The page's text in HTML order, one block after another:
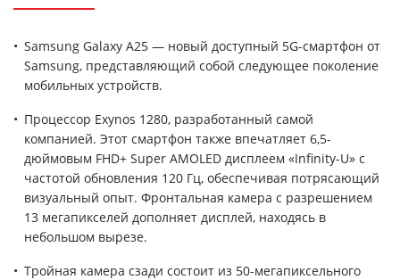
Samsung Galaxy A25 — новый доступный 5G-смартфон от
Samsung, представляющий собой следующее поколение
мобильных устройств.
Процессор Exynos 1280, разработанный самой
компанией. Этот смартфон также впечатляет 6,5-
дюймовым FHD+ Super AMOLED дисплеем «Infinity-U» с
частотой обновления 120 Гц, обеспечивая потрясающий
визуальный опыт. Фронтальная камера с разрешением
13 мегапикселей дополняет дисплей, находясь в
небольшом вырезе.
Тройная камера сзади состоит из 50-мегапиксельного